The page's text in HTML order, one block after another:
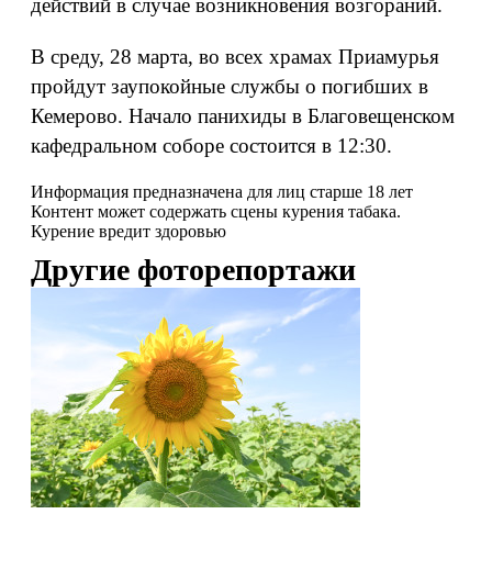
действий в случае возникновения возгораний.
В среду, 28 марта, во всех храмах Приамурья
пройдут заупокойные службы о погибших в
Кемерово. Начало панихиды в Благовещенском
кафедральном соборе состоится в 12:30.
Информация предназначена для лиц старше 18 лет
Контент может содержать сцены курения табака.
Курение вредит здоровью
Другие фоторепортажи